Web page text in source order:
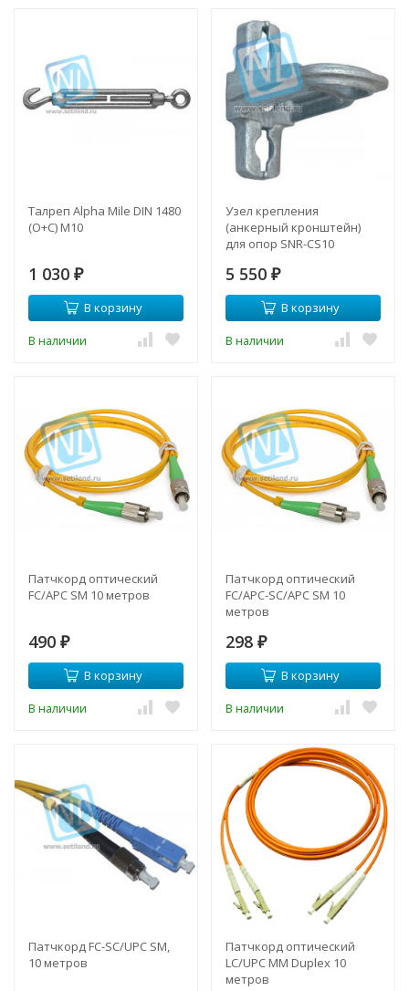
Талреп Alpha Mile DIN 1480
(О+С) M10
1 030 ₽
В корзину
В наличии
Узел крепления
(анкерный кронштейн)
для опор SNR-CS10
5 550 ₽
В корзину
В наличии
Патчкорд оптический
FC/APC SM 10 метров
490 ₽
В корзину
В наличии
Патчкорд оптический
FC/APC-SC/APC SM 10
метров
298 ₽
В корзину
В наличии
Патчкорд FC-SC/UPC SM,
10 метров
Патчкорд оптический
LC/UPC MM Duplex 10
метров